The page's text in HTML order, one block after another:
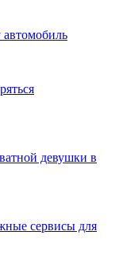
девушки в
сервисы для